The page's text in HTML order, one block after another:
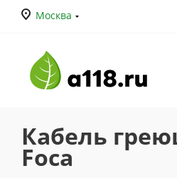
Москва
Кабель
Foca